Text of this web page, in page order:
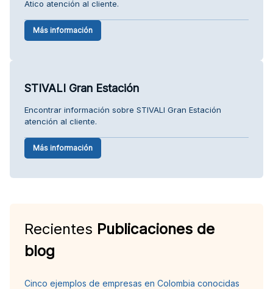
Atico atención al cliente.
Más información
STIVALI Gran Estación
Encontrar información sobre STIVALI Gran Estación
atención al cliente.
Más información
Recientes Publicaciones de
blog
Cinco ejemplos de empresas en Colombia conocidas